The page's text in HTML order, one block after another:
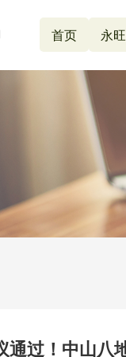
首页 永
通过！中山八